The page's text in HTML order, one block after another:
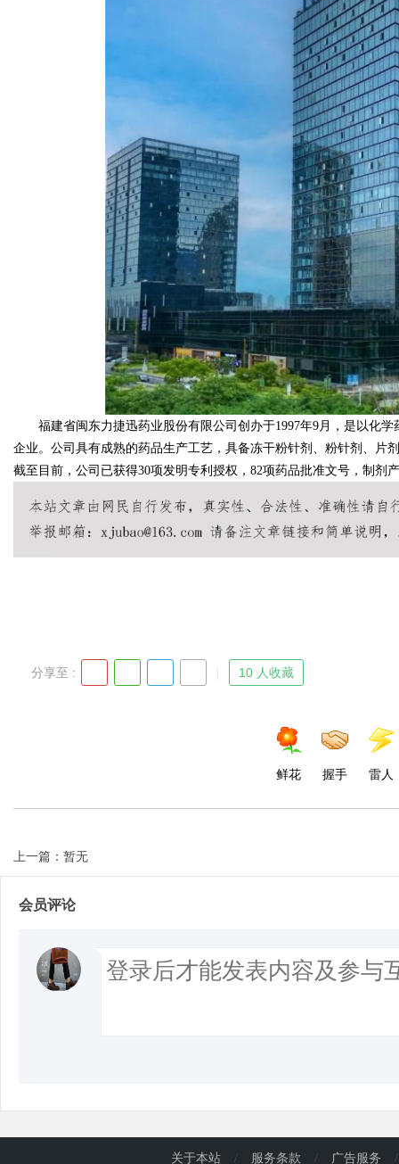
福建省闽东力捷迅药业股份有限公司创办于1997年9月，是以化学
企业。公司具有成熟的药品生产工艺，具备冻干粉针剂、粉针剂、片
截至目前，公司已获得30项发明专利授权，82项药品批准文号，制剂
分享至 : 10 人收藏
鲜花 握手 雷人
上一篇：暂无
会员评论
关于本站 / 服务条款 / 广告服务 /